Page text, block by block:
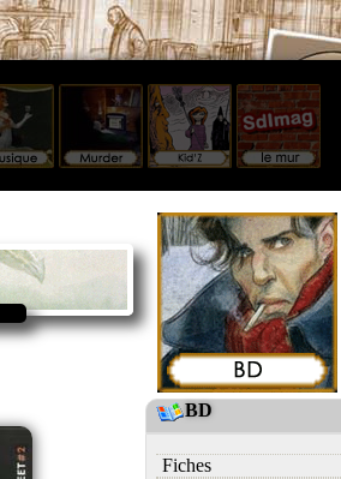
BD
Fiches